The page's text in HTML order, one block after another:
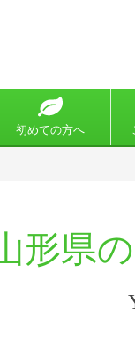
初めての方へ
形県